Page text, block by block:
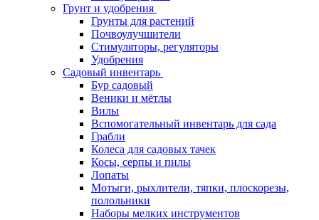
Грунт и удобрения
Грунты для растений
Почвоулучшители
Стимуляторы, регуляторы
Удобрения
Садовый инвентарь
Бур садовый
Веники и мётлы
Вилы
Вспомогательный инвентарь для сада
Грабли
Колеса для садовых тачек
Косы, серпы и пилы
Лопаты
Мотыги, рыхлители, тяпки, плоскорезы,
полольники
Наборы мелких инструментов